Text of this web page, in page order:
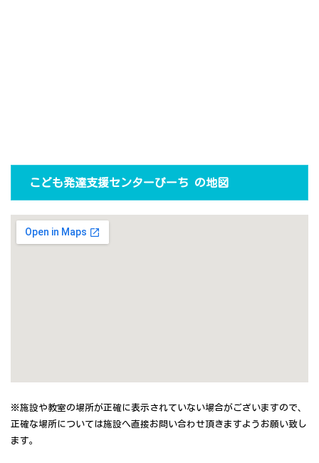
こども発達支援センターぴーち の地図
※施設や教室の場所が正確に表示されていない場合がございますので、
正確な場所については施設へ直接お問い合わせ頂きますようお願い致し
ます。